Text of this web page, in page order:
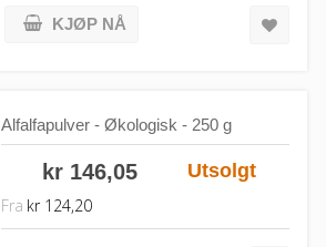
KJØP NÅ
Alfalfapulver - Økologisk - 250 g
Utsolgt
kr 146,05
Fra kr 124,20